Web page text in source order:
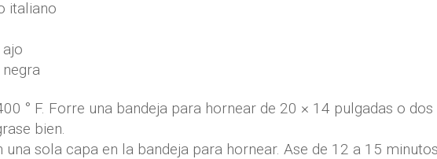
italiano
° F. Forre una bandeja para hornear de 20 × 14 pulgadas o
bien.
una sola capa en la bandeja para hornear. Ase de 12 a 15